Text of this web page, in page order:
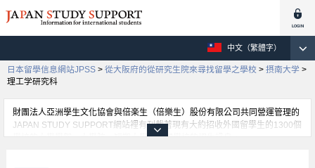
中文（繁體字）
日本留學信息網站JPSS > 從大阪府的從研究生院來尋找留學之學校 > 摂南大学 >
理工学研究科
財團法人亞洲學生文化協會與倍楽生（倍樂生）股份有限公司共同營運管理的
JAPAN STUDY SUPPORT網站裡有刊載著現有大約招收外國留學生的1300個
學校的大學學部、大學院、短期大學、專門學校的招生訊息。